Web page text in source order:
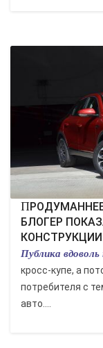
ПРОДУМАННЕЕ «ДАСТЕРА» И «КАПТЮРА»?
БЛОГЕР
Публика
кросс-купе, а
потребителя с
авто....